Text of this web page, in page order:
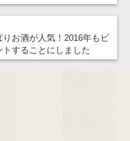
お酒が人気！2016年もビ
することにしました